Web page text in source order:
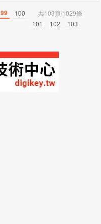
共103頁/1029條
99
100
101
102
103